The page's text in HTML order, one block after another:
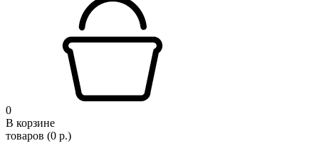
0
В корзине
товаров (0 р.)